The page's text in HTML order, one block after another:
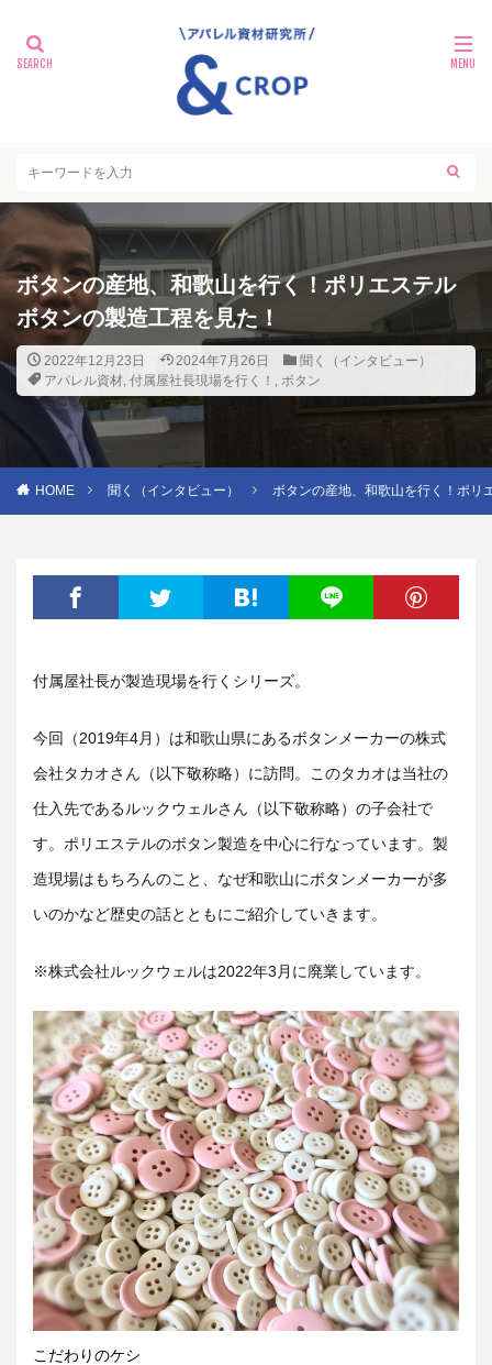
ボタンの産地、和歌山を行く！ポリエステル
ボタンの製造工程を見た！
2022年12月23日 2024年7月26日
聞く（インタビュー）
アパレル資材, 付属屋社長現場を行く！ , ボタン
HOME 聞く（インタビュー） ボタンの産地、和歌山を行く！ポリ
付属屋社長が製造現場を行くシリーズ。
今回（2019年4月）は和歌山県にあるボタンメーカーの株式
会社タカオさん（以下敬称略）に訪問。このタカオは当社の
仕入先であるルックウェルさん（以下敬称略）の子会社で
す。ポリエステルのボタン製造を中心に行なっています。製
造現場はもちろんのこと、なぜ和歌山にボタンメーカーが多
いのかなど歴史の話とともにご紹介していきます。
※株式会社ルックウェルは2022年3月に廃業しています。
こだわりのケシ